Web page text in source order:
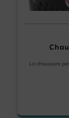
La chaussure